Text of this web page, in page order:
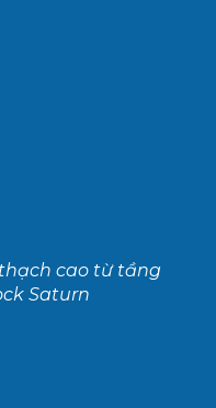
cao từ tầng
Saturn